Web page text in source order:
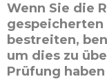
Wenn Sie die
gespeicherten
bestreiten,
um dies zu
Prüfung